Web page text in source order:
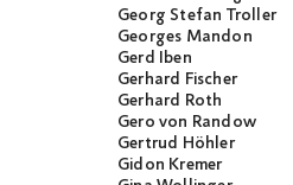
Georg Stefan Troller
Georges Mandon
Gerd Iben
Gerhard Fischer
Gerhard Roth
Gero von Randow
Gertrud Höhler
Gidon Kremer